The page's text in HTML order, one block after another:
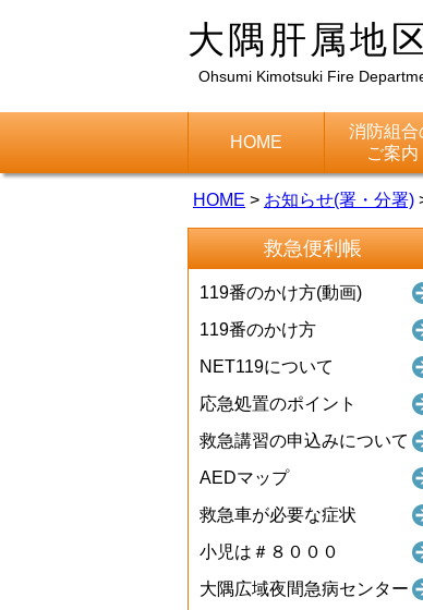
大隅肝属地
Ohsumi Kimotsuki Fire
HOME
消防組合
ご案内
HOME > お知らせ(署・分署)
救急便利帳
119番のかけ方(動画)
119番のかけ方
NET119について
応急処置のポイント
救急講習の申込みについて
AEDマップ
救急車が必要な症状
小児は＃８０００
大隅広域夜間急病センター